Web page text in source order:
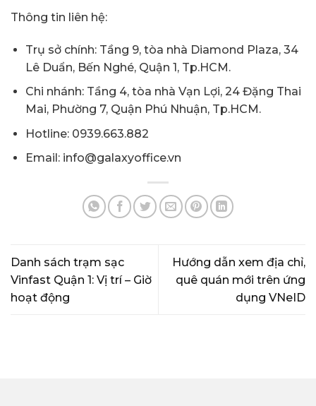
Thông tin liên hệ:
Trụ sở chính: Tầng 9, tòa nhà Diamond Plaza, 34
Lê Duẩn, Bến Nghé, Quận 1, Tp.HCM.
Chi nhánh: Tầng 4, tòa nhà Vạn Lợi, 24 Đặng Thai
Mai, Phường 7, Quận Phú Nhuận, Tp.HCM.
Hotline: 0939.663.882
Email: info@galaxyoffice.vn
Danh sách trạm sạc
Vinfast Quận 1: Vị trí – Giờ
hoạt động
Hướng dẫn xem địa chỉ,
quê quán mới trên ứng
dụng VNeID